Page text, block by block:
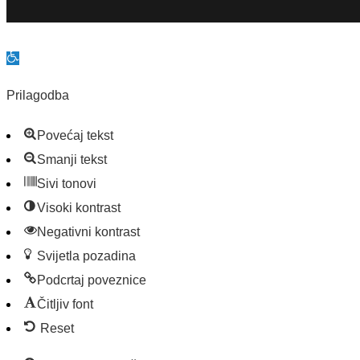
Prilagodba
Povećaj tekst
Smanji tekst
Sivi tonovi
Visoki kontrast
Negativni kontrast
Svijetla pozadina
Podcrtaj poveznice
Čitljiv font
Reset